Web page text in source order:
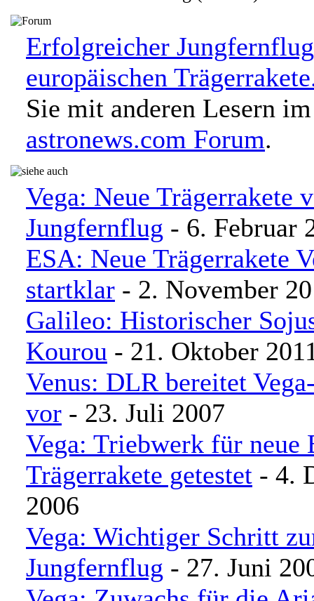
Erfolgreicher
europäischen
Sie mit anderen Lesern im
astronews.com Forum.
Vega: Neue Trägerrakete
Jungfernflug - 6. Februar
ESA: Neue Trägerrakete
startklar - 2. November
Galileo: Historischer
Kourou - 21. Oktober
Venus: DLR bereitet
vor - 23. Juli 2007
Vega: Triebwerk für neue
Trägerrakete getestet - 4.
2006
Vega: Wichtiger Schritt
Jungfernflug - 27. Juni